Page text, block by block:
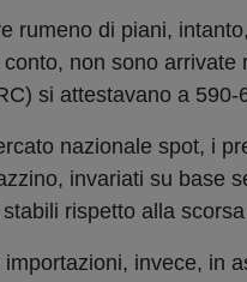
rumeno di piani,
non sono arrivate
si attestavano a 590-
nazionale spot, i
invariati su base
rispetto alla
invece, in